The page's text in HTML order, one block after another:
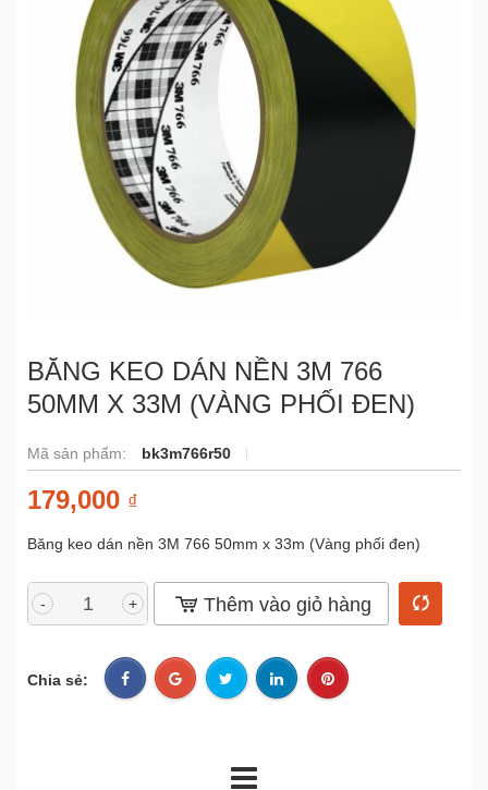
BĂNG KEO DÁN NỀN 3M 766
50MM X 33M (VÀNG PHỐI ĐEN)
Mã sản phẩm: bk3m766r50
179,000 ₫
Băng keo dán nền 3M 766 50mm x 33m (Vàng phối đen)
- + Thêm vào giỏ hàng
Chia sẻ: